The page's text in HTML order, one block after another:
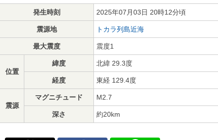
発生時刻 2025年07月03日 20時12分頃
震源地 トカラ列島近海
最大震度 震度1
位置
緯度 北緯 29.3度
経度 東経 129.4度
震源
マグニチュード M2.7
深さ 約20km